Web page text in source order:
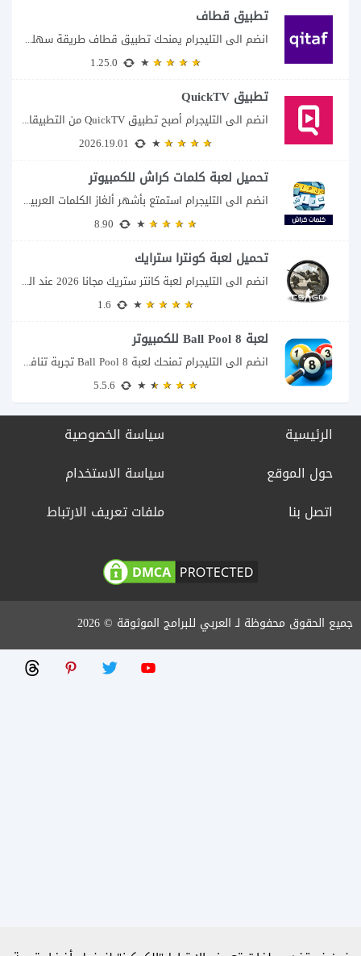
تطبيق قطاف
انضم الى التليجرام يمنحك تطبيق قطاف طريقة سهلة لمتابعة نقاط المكافآت والاستفادة منها في...
تطبيق QuickTV
انضم الى التليجرام أصبح تطبيق QuickTV من التطبيقات التي تستهدف محبي المسلسلات السريعة، إذ...
تحميل لعبة كلمات كراش للكمبيوتر
انضم الى التليجرام استمتع بأشهر ألغاز الكلمات العربية على شاشة الكمبيوتر يتيح لك تحميل...
تحميل لعبة كونترا سترايك
انضم الى التليجرام لعبة كانتر ستريك مجانا 2026 عند البحث عن تحميل Counter-Strike للكمبيوتر...
لعبة 8 Ball Pool للكمبيوتر
انضم الى التليجرام تمنحك لعبة 8 Ball Pool تجربة تنافسية ممتعة تجمع بين دقة...
الرئيسية
حول الموقع
اتصل بنا
سياسة الخصوصية
سياسة الاستخدام
ملفات تعريف الارتباط
جميع الحقوق محفوظة لـ العربي للبرامج الموثوقة © 2026